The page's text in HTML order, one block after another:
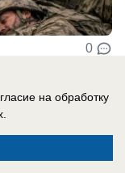
0
страны
в адрес
на обработку